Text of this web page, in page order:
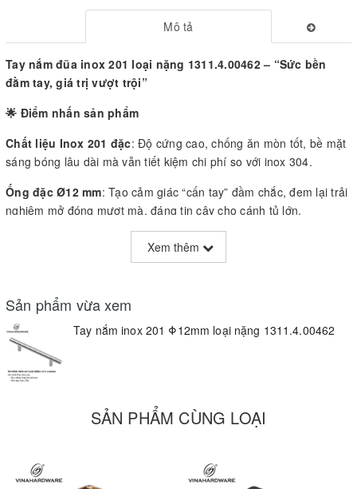
Mô tả
Tay nắm đũa inox 201 loại nặng 1311.4.00462 – “Sức bền
đằm tay, giá trị vượt trội”
🌟 Điểm nhấn sản phẩm
Chất liệu Inox 201 đặc: Độ cứng cao, chống ăn mòn tốt, bề mặt
sáng bóng lâu dài mà vẫn tiết kiệm chi phí so với inox 304.
Ống đặc Ø12 mm: Tạo cảm giác “cấn tay” đầm chắc, đem lại trải
nghiệm mở đóng mượt mà, đáng tin cậy cho cánh tủ lớn.
🔩 Gia công siêu chính xác
Bề mặt đánh bóng gương, dễ lau chùi, chống dấu vân tay và mồ
hôi.
⚙️ Lắp đặt nhanh, chắc chắn
hoàn thiện chỉ trong vài bước đơn giản.
🏡 Ứng dụng đa phong cách
Xem thêm
Sản phẩm vừa xem
Tay nắm inox 201 Φ12mm loại nặng 1311.4.00462
SẢN PHẨM CÙNG LOẠI